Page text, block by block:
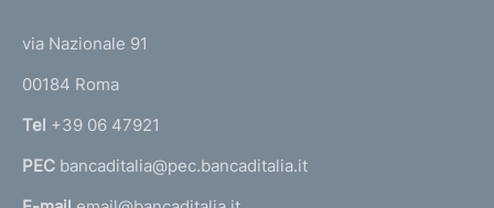
i
m
e
n
r
n
a
l
via Nazionale 91
00184 Roma
Tel +39 06 47921
PEC bancaditalia@pec.bancaditalia.it